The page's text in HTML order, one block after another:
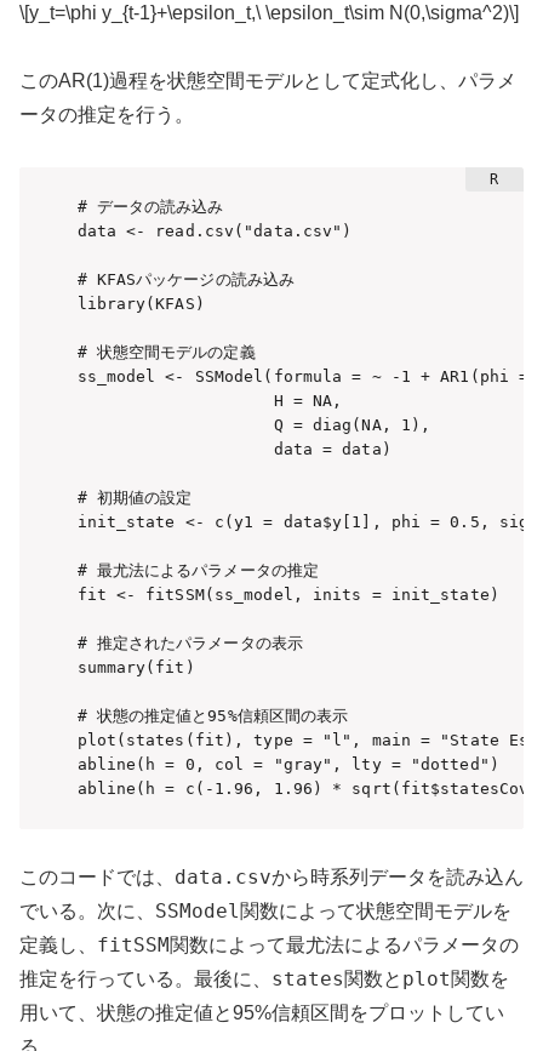
\[y_t=\phi y_{t-1}+\epsilon_t,\ \epsilon_t\sim N(0,\sigma^2)\]
このAR(1)過程を状態空間モデルとして定式化し、パラメ
ータの推定を行う。
# データの読み込み
data <- read.csv("data.csv")
# KFASパッケージの読み込み
library(KFAS)
# 状態空間モデルの定義
ss_model <- SSModel(formula = ~ -1 + AR1(phi
                    H = NA,
                    Q = diag(NA, 1),
                    data = data)
# 初期値の設定
init_state <- c(y1 = data$y[1], phi = 0.5,
# 最尤法によるパラメータの推定
fit <- fitSSM(ss_model, inits = init_state)
# 推定されたパラメータの表示
summary(fit)
# 状態の推定値と95%信頼区間の表示
plot(states(fit), type = "l", main = "State
abline(h = 0, col = "gray", lty = "dotted")
このコードでは、 data.csvから時系列データを読み込ん
でいる。次に、 SSModel 関数によって状態空間モデルを
定義し、 fitSSM関数によって最尤法によるパラメータの
推定を行っている。最後に、 states関数と plot関数を
用いて、状態の推定値と95%信頼区間をプロットしてい
る。